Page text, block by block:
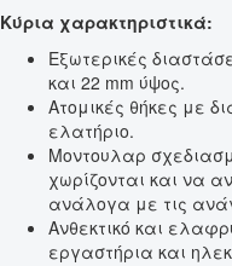
Κύρια χαρακτηριστικά:
Εξωτερικές
και 22 mm ύψος.
Ατομικές θήκες με
ελατήριο.
Μοντουλαρ
χωρίζονται και να
ανάλογα με τις
Ανθεκτικό και
εργαστήρια και